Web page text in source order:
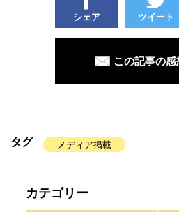
シェア ツイート
この記事の感
タグ メディア掲載
カテゴリー